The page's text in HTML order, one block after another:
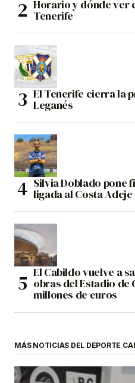
Horario y dónde ver
Tenerife
El Tenerife cierra la
Leganés
Silvia Doblado pone
ligada al Costa
El Cabildo vuelve a
obras del Estadio de
millones de euros
MÁS NOTICIAS DEL DEPORTE